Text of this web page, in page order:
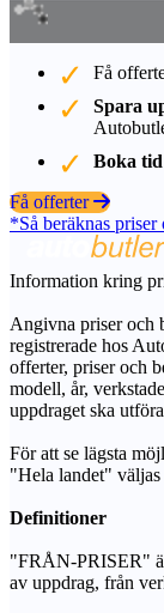
Få
Spara
Boka
Få offerter
*Så beräknas priser
Information kring
Angivna priser och
registrerade hos
offerter, priser och
modell, år,
uppdraget ska
För att se lägsta
"Hela landet" väljas
Definitioner
"FRÅN-PRISER"
av uppdrag, från